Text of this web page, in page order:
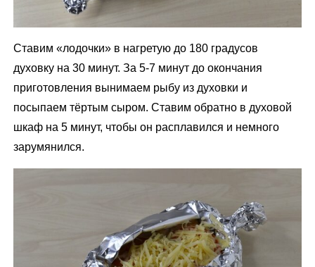
Ставим «лодочки» в нагретую до 180 градусов
духовку на 30 минут. За 5-7 минут до окончания
приготовления вынимаем рыбу из духовки и
посыпаем тёртым сыром. Ставим обратно в духовой
шкаф на 5 минут, чтобы он расплавился и немного
зарумянился.